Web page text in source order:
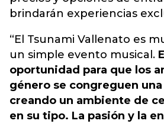
brindarán experiencias
“El Tsunami Vallenato es
un simple evento musical.
oportunidad para que los
género se congreguen una
creando un ambiente de
en su tipo. La pasión y la